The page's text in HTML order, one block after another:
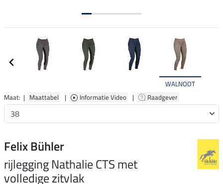
WALNOOT
Maat: | Maattabel | Informatie Video | Raadgever
Felix Bühler
rijlegging Nathalie CTS met
volledige zitvlak